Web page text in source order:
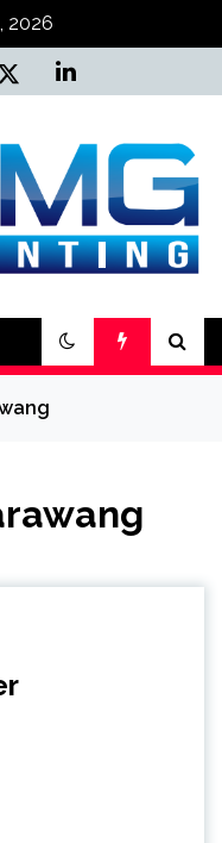
2026
Online